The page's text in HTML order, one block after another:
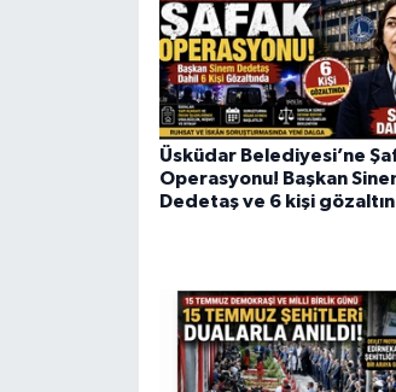
Üsküdar Belediyesi’ne
Operasyonu! Başkan
Dedetaş ve 6 kişi